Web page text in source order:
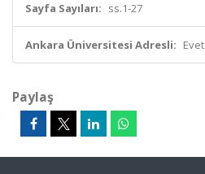
Sayfa Sayıları: ss.1-27
Ankara Üniversitesi Adresli: Evet
Paylaş